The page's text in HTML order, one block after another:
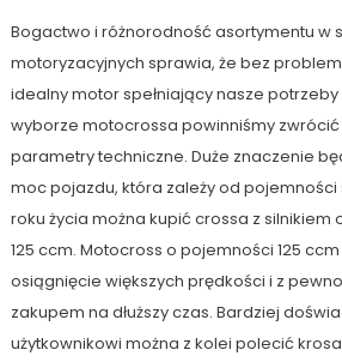
Bogactwo i różnorodność asortymentu w
motoryzacyjnych sprawia, że bez
idealny motor spełniający nasze
wyborze motocrossa powinniśmy
parametry techniczne. Duże znaczenie
moc pojazdu, która zależy od pojemności
roku życia można kupić crossa z silnikiem
125 ccm. Motocross o pojemności 125
osiągnięcie większych prędkości i z
zakupem na dłuższy czas. Bardziej
użytkownikowi można z kolei polecić krosa